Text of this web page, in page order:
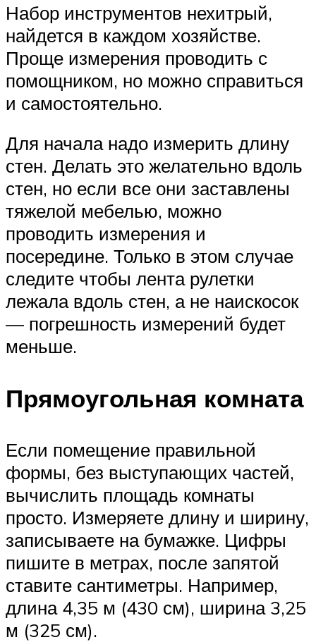
Набор инструментов нехитрый,
найдется в каждом хозяйстве.
Проще измерения проводить с
помощником, но можно справиться
и самостоятельно.
Для начала надо измерить длину
стен. Делать это желательно вдоль
стен, но если все они заставлены
тяжелой мебелью, можно
проводить измерения и
посередине. Только в этом случае
следите чтобы лента рулетки
лежала вдоль стен, а не наискосок
— погрешность измерений будет
меньше.
Прямоугольная комната
Если помещение правильной
формы, без выступающих частей,
вычислить площадь комнаты
просто. Измеряете длину и ширину,
записываете на бумажке. Цифры
пишите в метрах, после запятой
ставите сантиметры. Например,
длина 4,35 м (430 см), ширина 3,25
м (325 см).